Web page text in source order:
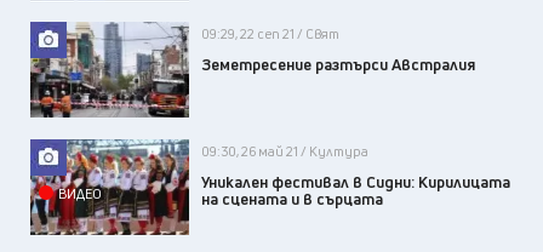
09:29, 22 сеп 21 / Свят
Земетресение разтърси Австралия
ВИДЕО
09:30, 26 май 21 / Култура
Уникален фестивал в Сидни: Кирилицата
на сцената и в сърцата